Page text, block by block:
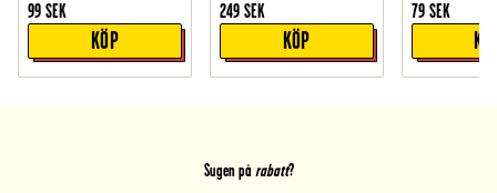
99 SEK
KÖP
249 SEK
KÖP
79 SEK
Sugen på rabatt?